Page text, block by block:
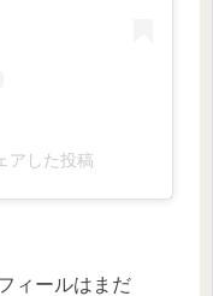
アした投稿
ィールはまだ